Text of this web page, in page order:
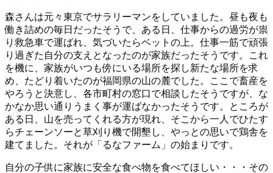
森さんは元々東京でサラリーマンをしていました。昼も夜も
働き詰めの毎日だったそうで、ある日、仕事からの過労が祟
り救急車で運ばれ、気づいたらベットの上。仕事一筋で頑張
り過ぎた自分の支えとなったのが家族だったそうです。これ
を機に、家族がいつも傍にいる場所を探し新たな場所を求
め、たどり着いたのが福岡県の山の麓でした。ここで畜産を
やろうと決意し、各市町村の窓口で相談したそうですが、な
かなか思い通りうまく事が運ばなかったそうです。ところが
ある日、山を売ってくれる方が現れ、そこから一人でひたす
らチェーンソーと草刈り機で開墾し、やっとの思いで鶏舎を
建てました。それが「るなファーム」の始まりです。
自分の子供に家族に安全な食べ物を食べてほしい・・・その